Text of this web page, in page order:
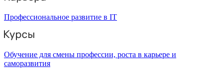
Профессиональное развитие в IT
Обучение для смены профессии, роста в карьере и
саморазвития